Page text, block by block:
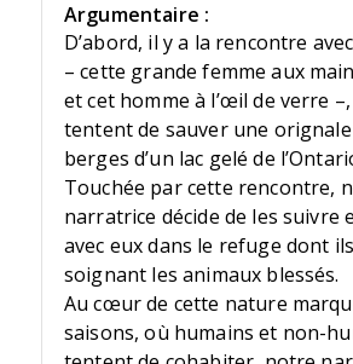
Argumentaire :
D’abord, il y a la rencontre
– cette grande femme aux
et cet homme à l’œil de verre –,
tentent de sauver une
berges d’un lac gelé de
Touchée par cette rencontre,
narratrice décide de les suivre
avec eux dans le refuge dont
soignant les animaux blessés.
Au cœur de cette nature
saisons, où humains et non-